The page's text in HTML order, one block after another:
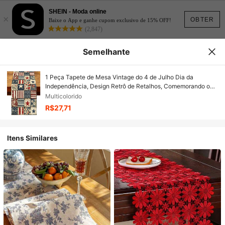
OBTER
×
SHEIN - Moda online
Baixe o App e ganhe cupom exclusivo de 15% OFF!
(2,847)
Semelhante
1 Peça Tapete de Mesa Vintage do 4 de Julho Dia da
Independência, Design Retrô de Retalhos, Comemorando o
250º Aniversário da Independência Americana, Decoração
Patriótica para Mesa da Cozinha de Casa
Multicolorido
R$27,71
Itens Similares